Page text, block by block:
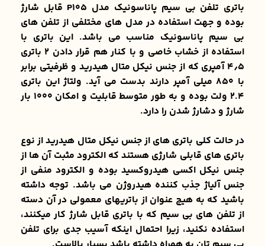
باتری تلفن بی سیم پاناسونیک مدل P105 قابل شارژ
بوده و جهت استفاده در مدل های مختلفی از تلفن های
بی سیم پاناسونیک مناسب می باشد. این باتری با
استفاده از خشاب خاصی و با کنار هم قرار دادن 2 باتری
4٫5 آمپری که از جنس نیکل متال هیدرید و ظرفیتی برابر
با 850 میلی آمپر دارند بدست می آید. ولتاژ این باتری
2.4 ولت بوده و به طور متوسط قابلیت و امکان 1000 بار
شارژ و دشارژ شدن را دارد.
در حالت کلی باتری های از جنس نیکل متال هیدرید از نوع
باتری های قابلی شارژی هستند که الکترود مثبت آن ها از
جنس نیکل اکسی هیدروکسید بوده و الکترود منفی از
جنس آلیاژ جذب کننده هیدروژن می باشد. توجه داشته
باشید که به هیچ عنوان از باتریهای معمولی در آن دسته
از تلفن های بی سیم که با باتری قابل شارژ کار میکنند،
استفاده نکنید، زیرا احتمال اینکه آسیب جدی برای تلفن